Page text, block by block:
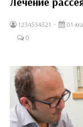
1234554321 01-
0